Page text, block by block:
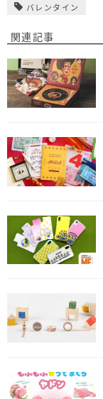
バレンタイン
関連記事